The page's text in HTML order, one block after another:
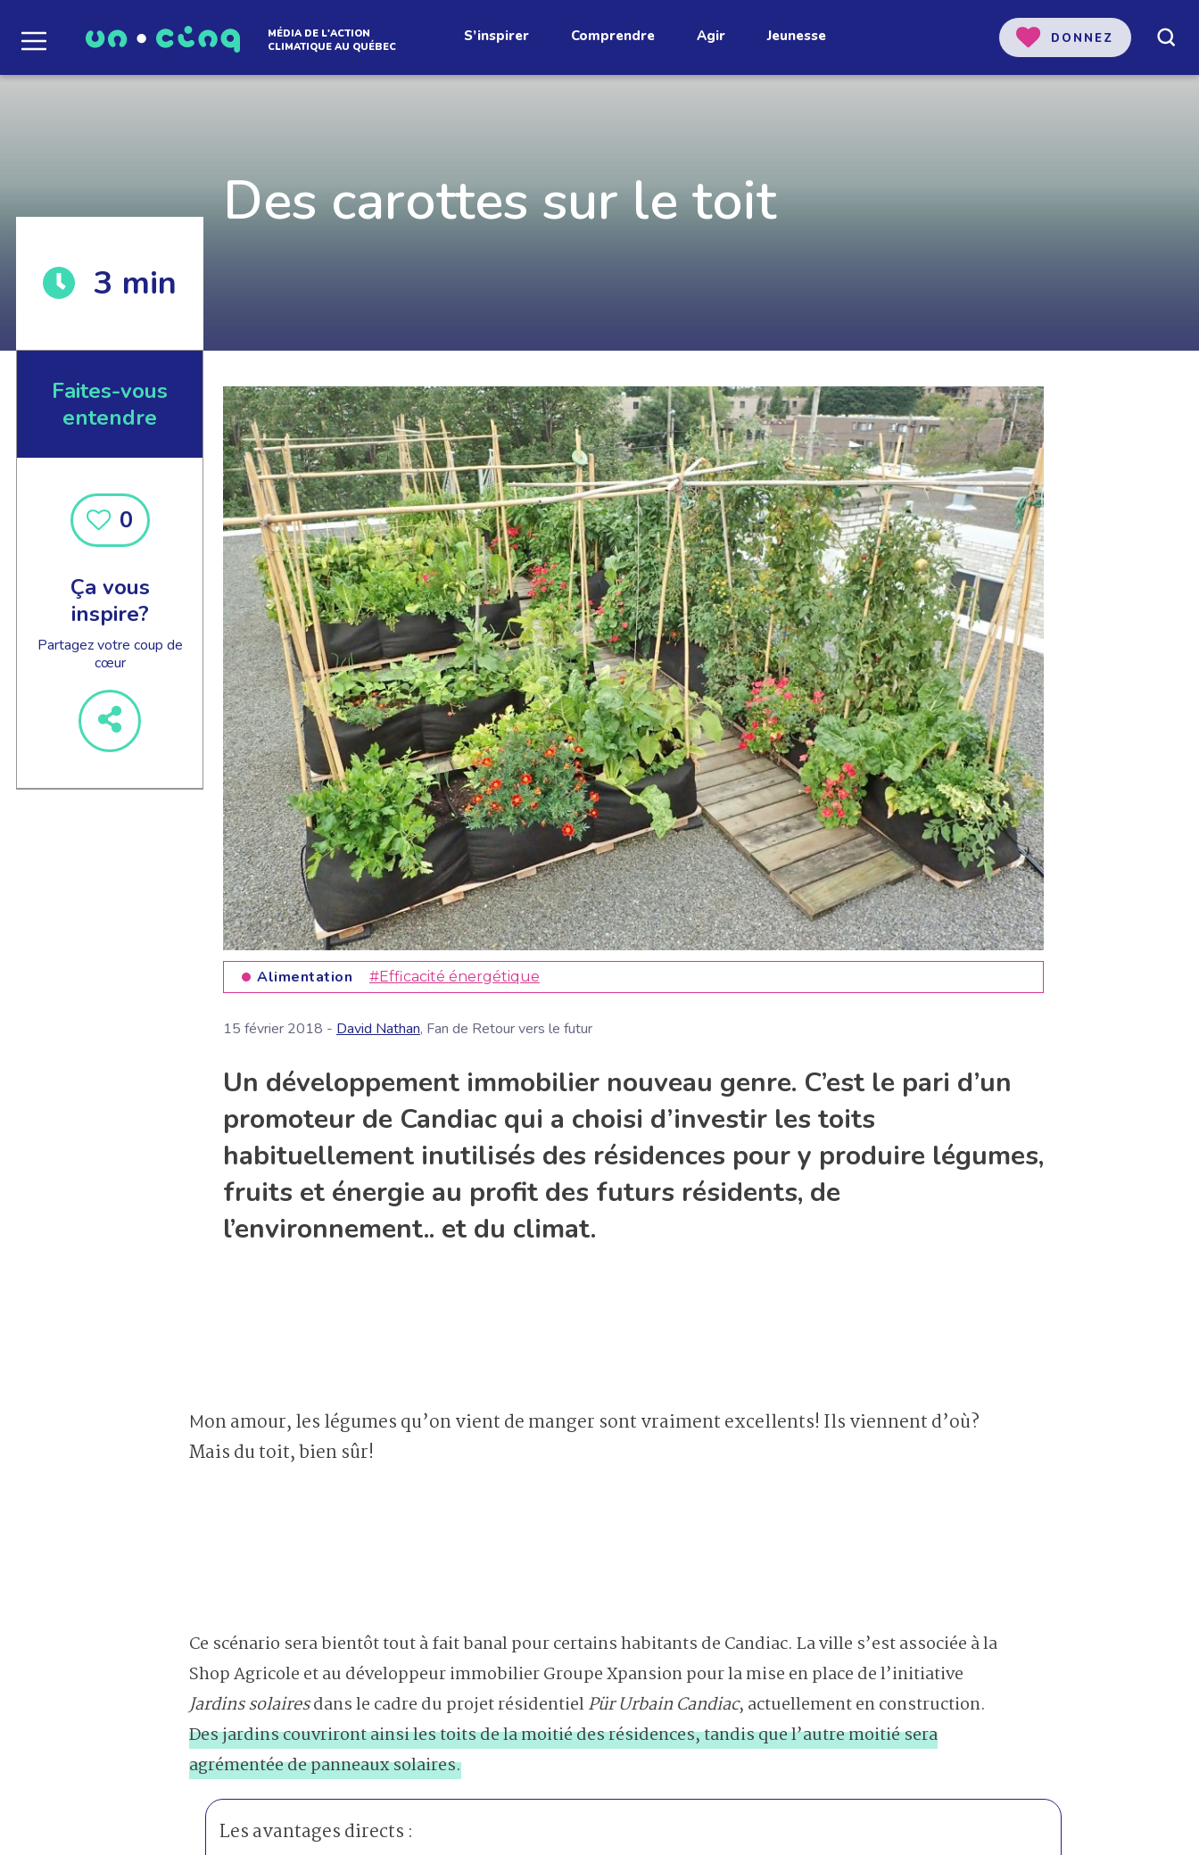
Le média qui détend
qui créent le mouvement.
EN SAVOIR +
JE M'ABONNE
MÉDIA DE L'ACTION
CLIMATIQUE AU QUÉBEC
S’inspirer Comprendre Agir Jeunesse DONNEZ
Des carottes sur le toit
3 min
Faites-vous
entendre
0
Ça vous
inspire?
Partagez votre coup de
cœur
Alimentation #Efficacité énergétique
15 février 2018 - David Nathan, Fan de Retour vers le futur
Un développement immobilier nouveau genre. C’est le pari d’un
promoteur de Candiac qui a choisi d’investir les toits
habituellement inutilisés des résidences pour y produire légumes,
fruits et énergie au profit des futurs résidents, de
l’environnement.. et du climat.
Mon amour, les légumes qu’on vient de manger sont vraiment excellents! Ils viennent d’où?
Mais du toit, bien sûr!
Ce scénario sera bientôt tout à fait banal pour certains habitants de Candiac. La ville s’est associée à la
Shop Agricole et au développeur immobilier Groupe Xpansion pour la mise en place de l’initiative
Jardins solairesdans le cadre du projet résidentielPür Urbain Candiac, actuellement en construction.
Des jardins couvriront ainsi les toits de la moitié des résidences, tandis que l’autre moitié sera
agrémentée de panneaux solaires.
Les avantages directs :